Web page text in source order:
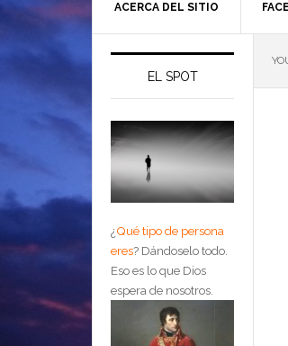
ACERCA DEL SITIO
EL SPOT
¿Qué tipo de persona
eres? Dándoselo todo.
Eso es lo que Dios
espera de nosotros.